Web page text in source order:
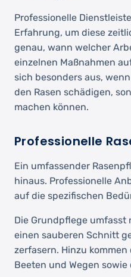
Professionelle
Erfahrung, um diese
genau, wann welcher
einzelnen Maßnahmen
sich besonders aus,
den Rasen schädigen,
machen können.
Professionelle
Ein umfassender
hinaus. Professionelle
auf die spezifischen
Die Grundpflege umfasst
einen sauberen Schnitt
zerfasern. Hinzu
Beeten und Wegen